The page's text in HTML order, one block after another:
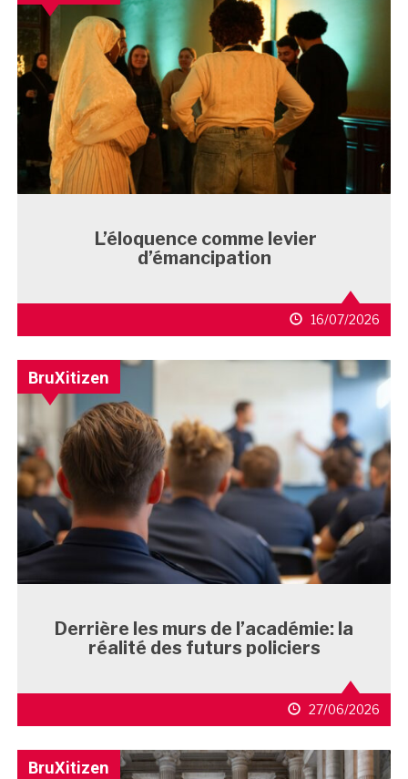
L’éloquence comme levier
d’émancipation
16/07/2026
BruXitizen
Derrière les murs de l’académie: la
réalité des futurs policiers
27/06/2026
BruXitizen